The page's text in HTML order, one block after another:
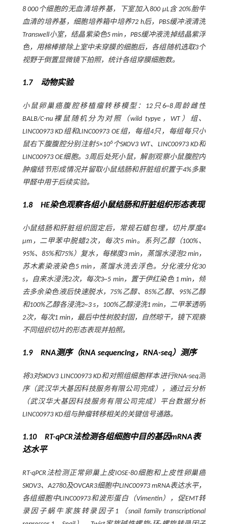
8 000个细胞的无血清培养基，下室加入800 μL含 20%胎牛
血清的培养基，细胞培养箱中培养72 h后，PBS缓冲液清洗
Transwell小室，结晶紫染色5 min，PBS缓冲液洗掉结晶紫浮
色，用棉棒擦除上室中未穿膜的细胞后，各组随机选取3个
视野于倒置显微镜下拍照，统计各组穿膜细胞数。
1.7 动物实验
小鼠卵巢癌腹腔移植瘤转移模型：12只6~8周龄雌性
BALB/C-nu裸鼠随机分为对照（wild typye，WT）组、
LINC00973 KD组和LINC00973 OE组，每组4只，每组每只小
鼠右下腹腹腔分别注射5×106个SKOV3 WT、LINC00973 KD和
LINC00973 OE细胞。3周后处死小鼠，解剖观察小鼠腹腔内
肿瘤结节形成情况并留取小鼠结肠和肝脏组织置于4%多聚
甲醛中用于后续实验。
1.8 HE染色观察各组小鼠结肠和肝脏组织形态表现
小鼠结肠和肝脏组织固定后，常规石蜡包埋，切片厚度4
μm，二甲苯中脱蜡2次，每次5 min。系列乙醇（100%、
95%、85%和75%）复水，每梯度3 min，蒸馏水浸泡2 min，
苏木素染液染色5 min，蒸馏水洗去浮色。分化液分化30
s，自来水浸洗2次，每次3~5 min，置于伊红染色 1 min，倾
去多余染色液后快速脱水，75%乙醇、85%乙醇、95%乙醇
和100%乙醇各浸洗2~3 s，100%乙醇浸洗1 min，二甲苯透明
2次，每次1 min，最后中性树胶封固，自然晾干，镜下观察
不同组织切片的形态表现并拍照。
1.9 RNA测序（RNA sequencing，RNA-seq）测序
将3对SKOV3 LINC00973 KD和对照组细胞样本进行RNA-seq测
序（武汉华大基因科技服务有限公司完成），通过云分析
（武汉华大基因科技服务有限公司完成）平台数据分析
LINC00973 KD组与肿瘤转移相关的关键信号通路。
1.10 RT-qPCR法检测各组细胞中目的基因mRNA表
达水平
RT-qPCR法检测正常卵巢上皮IOSE-80细胞和上皮性卵巢癌
SKOV3、A2780及OVCAR3细胞中LINC00973 mRNA表达水平，
各组细胞中LINC00973和波形蛋白（Vimentin），促EMT转
录因子蜗牛家族转录因子1（snail family transcriptional